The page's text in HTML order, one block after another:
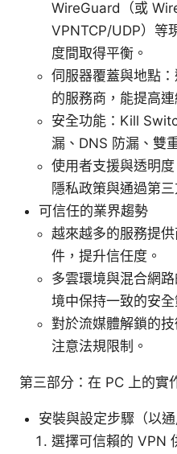
WireGuard（或
VPNTCP/UDP）等
度間取得平衡。
伺服器覆蓋與地點
的服務商，能提高
安全功能：Kill
漏、DNS 防漏、雙
使用者支援與透明
隱私政策與通過第
可信任的業界趨勢
越來越多的服務提
件，提升信任度。
多雲環境與混合網
境中保持一致的安全
對於流媒體解鎖的
注意法規限制。
第三部分：在 PC 上的實
安裝與設定步驟（以通
選擇可信賴的 VPN